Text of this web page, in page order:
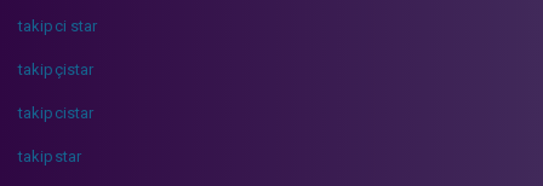
takipci star
takipçistar
takipcistar
takipstar